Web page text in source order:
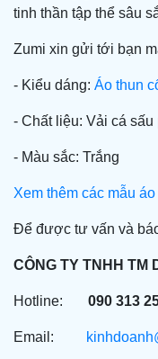
tinh thần tập thể sâu
Zumi xin gửi tới bạn
- Kiểu dáng: Áo thun
- Chất liệu: Vải cá sấu
- Màu sắc: Trắng
Xem thêm các mẫu
Để được tư vấn và
CÔNG TY TNHH TM
Hotline: 090 313
Email: